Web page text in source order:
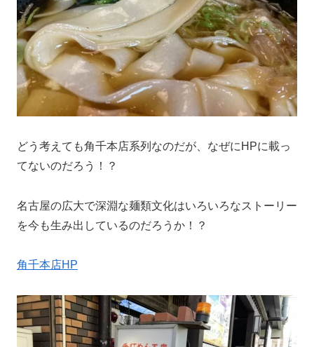
どう考えても角千本店系列なのだが、なぜにHPに載っ
てないのだろう！？
名古屋の広大で深淵な麺類文化はいろいろなストーリー
を今も生み出しているのだろうか！？
角千本店HP